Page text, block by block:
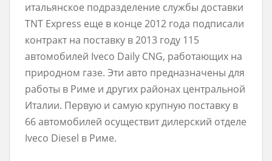
итальянское подразделение службы доставки
TNT Express еще в конце 2012 года подписали
контракт на поставку в 2013 году 115
автомобилей Iveco Daily CNG, работающих на
природном газе. Эти авто предназначены для
работы в Риме и других районах центральной
Италии. Первую и самую крупную поставку в
66 автомобилей осуществит дилерский отделе
Iveco Diesel в Риме.